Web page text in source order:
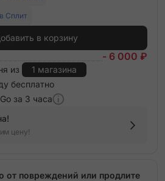
в Сплит
в корзину
- 6 000 ₽
из
1 магазина
бесплатно
за 3 часа
цену!
от повреждений или продлите